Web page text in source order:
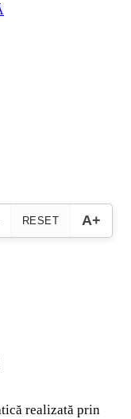
RESET A+
realizată prin